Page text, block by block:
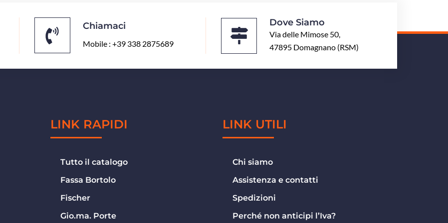
Chiamaci
Mobile : +39 338 2875689
Dove Siamo
Via delle Mimose 50,
47895 Domagnano (RSM)
LINK RAPIDI
Tutto il catalogo
Fassa Bortolo
Fischer
Gio.ma. Porte
LINK UTILI
Chi siamo
Assistenza e contatti
Spedizioni
Perché non anticipi l’Iva?